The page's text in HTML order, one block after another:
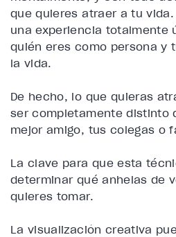
que quieres atraer a tu
una experiencia totalmente
quién eres como persona y
la vida.
De hecho, lo que quieras
ser completamente distinto
mejor amigo, tus colegas o
La clave para que esta
determinar qué anhelas de
quieres tomar.
La visualización creativa